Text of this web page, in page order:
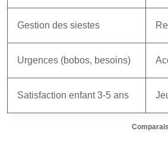
Gestion des siestes
Urgences (bobos, besoins)
Satisfaction enfant 3-5 ans